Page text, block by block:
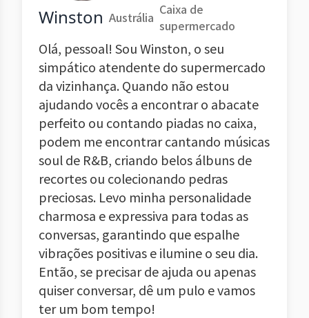
Winston Austrália Caixa de
supermercado
Olá, pessoal! Sou Winston, o seu
simpático atendente do supermercado
da vizinhança. Quando não estou
ajudando vocês a encontrar o abacate
perfeito ou contando piadas no caixa,
podem me encontrar cantando músicas
soul de R&B, criando belos álbuns de
recortes ou colecionando pedras
preciosas. Levo minha personalidade
charmosa e expressiva para todas as
conversas, garantindo que espalhe
vibrações positivas e ilumine o seu dia.
Então, se precisar de ajuda ou apenas
quiser conversar, dê um pulo e vamos
ter um bom tempo!